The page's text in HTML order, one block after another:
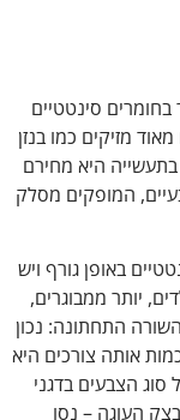
סינטטיים
מזיקים כמו בנזן
היא מחירם
המופקים מסלק
באופן גורף ויש
יותר ממבוגרים,
התחתונה: נכון
אותה צורכים היא
הצבעים בדגני
העוגה – נסו